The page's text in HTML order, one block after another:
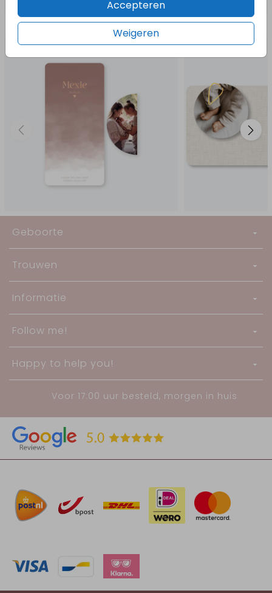
Accepteren
Weigeren
Meer in deze stijl
Geboorte
Trouwen
Informatie
Follow me!
Happy to help you!
Voor 17:00 uur besteld, morgen in huis